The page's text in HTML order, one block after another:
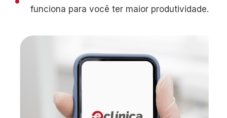
funciona para você ter maior produtividade.